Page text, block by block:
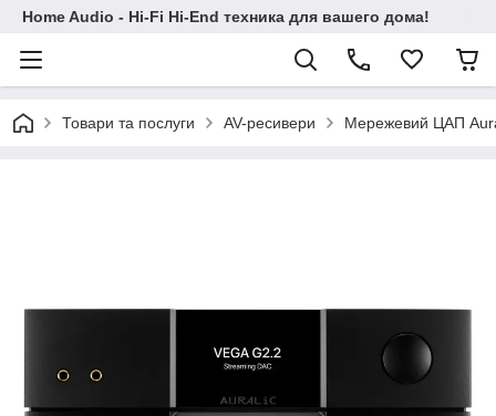
Home Audio - Hi-Fi Hi-End техника для вашего дома!
Товари та послуги AV-ресивери Мережевий ЦАП